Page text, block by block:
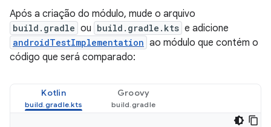
Após a criação do módulo, mude o arquivo
build.gradle ou build.gradle.kts e adicione
androidTestImplementation ao módulo que contém o
código que será comparado:
Kotlin Groovy